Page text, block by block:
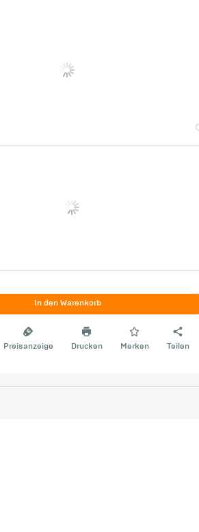
In den Warenkorb
Preisanzeige Drucken Merken Teilen